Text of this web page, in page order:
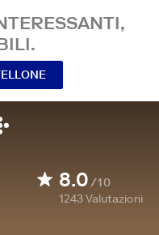
8.0/10
1243Valutazioni